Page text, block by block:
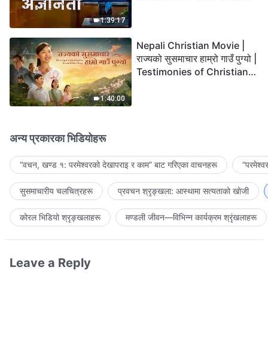
1:39:17
1:40:00
Nepali Christian Movie |
राज्यको सुसमाचार हाम्रो गाउँ पुग्यो |
Testimonies of Christians
अन्य प्रकारका भिडियोहरू
“वचन, खण्ड १: परमेश्‍वरको देखापराइ र काम” बाट गरिएका वाचनहरू
सुसमाचारीय चलचित्रहरू प्रवचन श्रृङ्खला: आस्थामा सत्यताको खोजी
कोरल भिडियो श्रृङ्खलाहरू मण्डली जीवन—विभिन्‍न कार्यक्रम श्रृंखलाहरू
Leave a Reply